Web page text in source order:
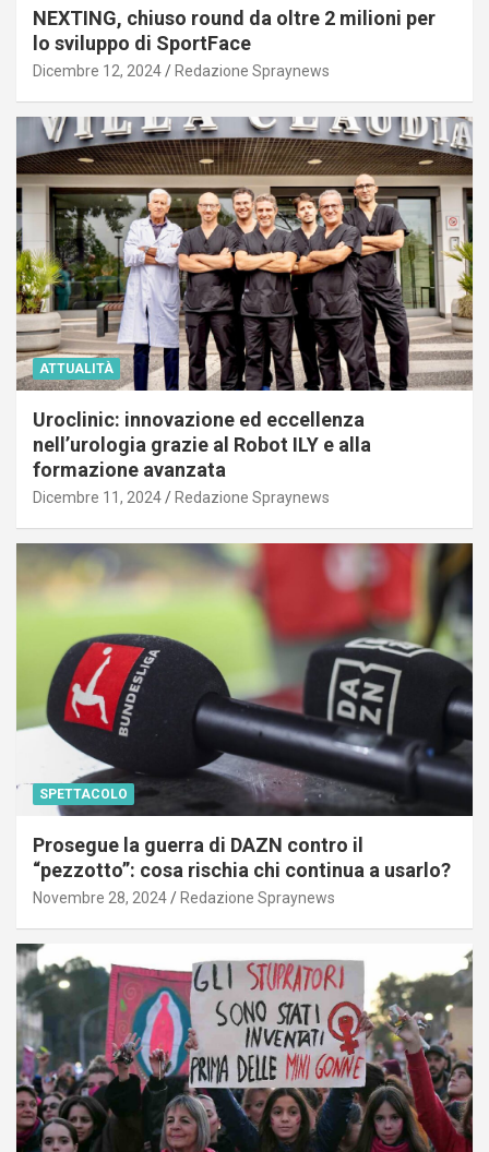
NEXTING, chiuso round da oltre 2 milioni per
lo sviluppo di SportFace
Dicembre 12, 2024 Redazione Spraynews
ATTUALITÀ
Uroclinic: innovazione ed eccellenza
nell’urologia grazie al Robot ILY e alla
formazione avanzata
Dicembre 11, 2024 Redazione Spraynews
SPETTACOLO
Prosegue la guerra di DAZN contro il
“pezzotto”: cosa rischia chi continua a usarlo?
Novembre 28, 2024 Redazione Spraynews